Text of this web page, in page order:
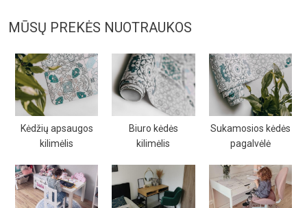
MŪSŲ PREKĖS NUOTRAUKOS
Kėdžių apsaugos
kilimėlis
Biuro kėdės
kilimėlis
Sukamosios kėdės
pagalvėlė